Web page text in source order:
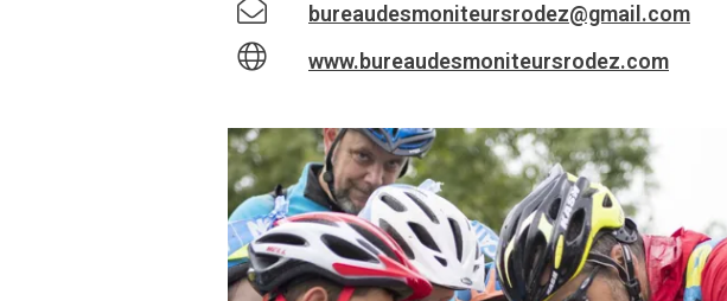
bureaudesmoniteursrodez@gmail.com
www.bureaudesmoniteursrodez.com